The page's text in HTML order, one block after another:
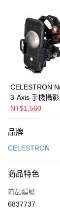
Apple Pay
ATM付款
運送方式
郵寄到府(台灣本
每筆NT$100，
每筆NT$180，
CELESTRON
3-Axis 手機攝
(上宸光學台灣總
NT$1,560
品牌
CELESTRON
商品特色
商品編號
6837737